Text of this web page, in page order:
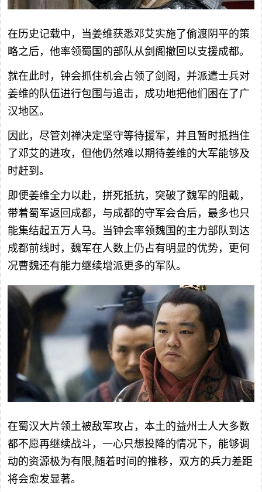
在历史记载中，当姜维获悉邓艾实施了偷渡阴平的策
略之后，他率领蜀国的部队从剑阁撤回以支援成都。
就在此时，钟会抓住机会占领了剑阁，并派遣士兵对
姜维的队伍进行包围与追击，成功地把他们困在了广
汉地区。
因此，尽管刘禅决定坚守等待援军，并且暂时抵挡住
了邓艾的进攻，但他仍然难以期待姜维的大军能够及
时赶到。
即便姜维全力以赴，拼死抵抗，突破了魏军的阻截，
带着蜀军返回成都，与成都的守军会合后，最多也只
能集结起五万人马。当钟会率领魏国的主力部队到达
成都前线时，魏军在人数上仍占有明显的优势，更何
况曹魏还有能力继续增派更多的军队。
在蜀汉大片领土被敌军攻占，本土的益州士人大多数
都不愿再继续战斗，一心只想投降的情况下，能够调
动的资源极为有限,随着时间的推移，双方的兵力差距
将会愈发显著。